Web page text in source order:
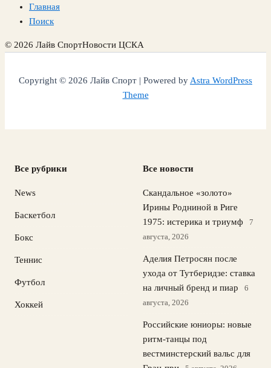
Главная
Поиск
© 2026 Лайв СпортНовости ЦСКА
Copyright © 2026 Лайв Спорт | Powered byAstra WordPress
Theme
Все рубрики
News
Баскетбол
Бокс
Теннис
Футбол
Хоккей
Все новости
Скандальное «золото»
Ирины Родниной в Риге
1975: истерика и триумф
7
августа, 2026
Аделия Петросян после
ухода от Тутберидзе: ставка
на личный бренд и пиар
6
августа, 2026
Российские юниоры: новые
ритм-танцы под
вестминстерский вальс для